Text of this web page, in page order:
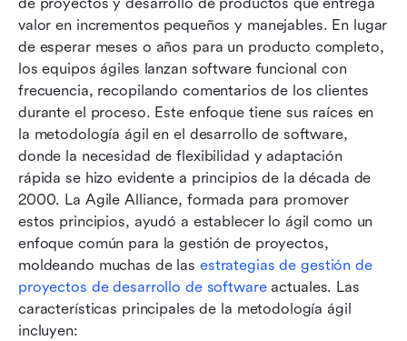
valor en incrementos pequeños y manejables. En lugar
de esperar meses o años para un producto completo,
los equipos ágiles lanzan software funcional con
frecuencia, recopilando comentarios de los clientes
durante el proceso. Este enfoque tiene sus raíces en
la metodología ágil en el desarrollo de software,
donde la necesidad de flexibilidad y adaptación
rápida se hizo evidente a principios de la década de
2000. La Agile Alliance, formada para promover
estos principios, ayudó a establecer lo ágil como un
enfoque común para la gestión de proyectos,
moldeando muchas de las estrategias de gestión de
proyectos de desarrollo de software actuales. Las
características principales de la metodología ágil
incluyen: